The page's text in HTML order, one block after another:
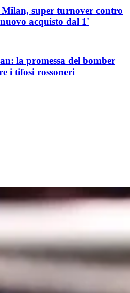
super turnover contro
acquisto dal 1'
la promessa del bomber
i tifosi rossoneri